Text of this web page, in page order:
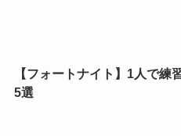
【フォートナイト】1人で練
5選